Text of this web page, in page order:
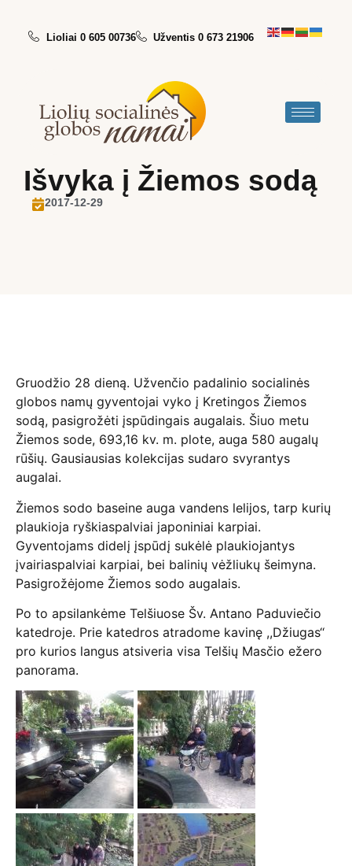
Lioliai 0 605 00736 Užventis 0 673 21906
Išvyka į Žiemos sodą
2017-12-29
Gruodžio 28 dieną. Užvenčio padalinio socialinės
globos namų gyventojai vyko į Kretingos Žiemos
sodą, pasigrožėti įspūdingais augalais. Šiuo metu
Žiemos sode, 693,16 kv. m. plote, auga 580 augalų
rūšių. Gausiausias kolekcijas sudaro svyrantys
augalai.
Žiemos sodo baseine auga vandens lelijos, tarp kurių
plaukioja ryškiaspalviai japoniniai karpiai.
Gyventojams didelį įspūdį sukėlė plaukiojantys
įvairiaspalviai karpiai, bei balinių vėžliukų šeimyna.
Pasigrožėjome Žiemos sodo augalais.
Po to apsilankėme Telšiuose Šv. Antano Paduviečio
katedroje. Prie katedros atradome kavinę ,,Džiugas‘‘
pro kurios langus atsiveria visa Telšių Masčio ežero
panorama.